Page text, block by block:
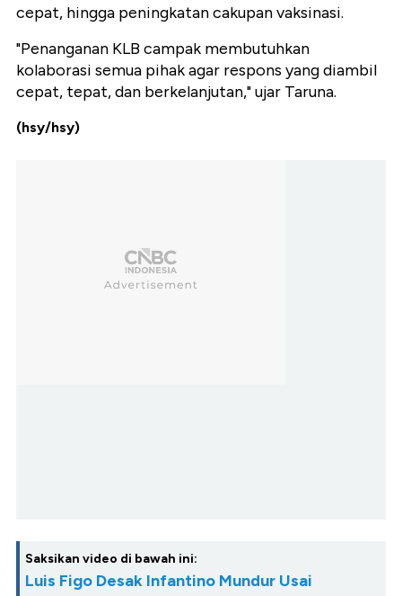
cepat, hingga peningkatan cakupan vaksinasi.
"Penanganan KLB campak membutuhkan
kolaborasi semua pihak agar respons yang diambil
cepat, tepat, dan berkelanjutan," ujar Taruna.
(hsy/hsy)
Saksikan video di bawah ini:
Luis Figo Desak Infantino Mundur Usai